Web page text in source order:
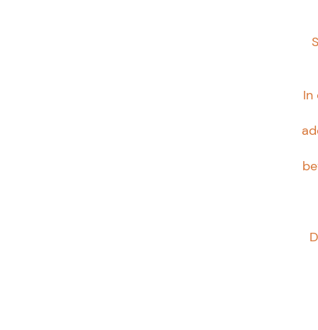
In